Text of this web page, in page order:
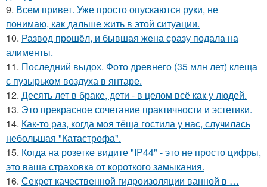
9. Всем привет. Уже просто опускаются руки, не
понимаю, как дальше жить в этой ситуации.
10. Развод прошёл, и бывшая жена сразу подала на
алименты.
11. Последний выдох. Фото древнего (35 млн лет) клеща
с пузырьком воздуха в янтаре.
12. Десять лет в браке, дети - в целом всё как у людей.
13. Это прекрасное сочетание практичности и эстетики.
14. Как-то раз, когда моя тёща гостила у нас, случилась
небольшая "Катастрофа".
15. Когда на розетке видите "IP44" - это не просто цифры,
это ваша страховка от короткого замыкания.
16. Секрет качественной гидроизоляции ванной в …